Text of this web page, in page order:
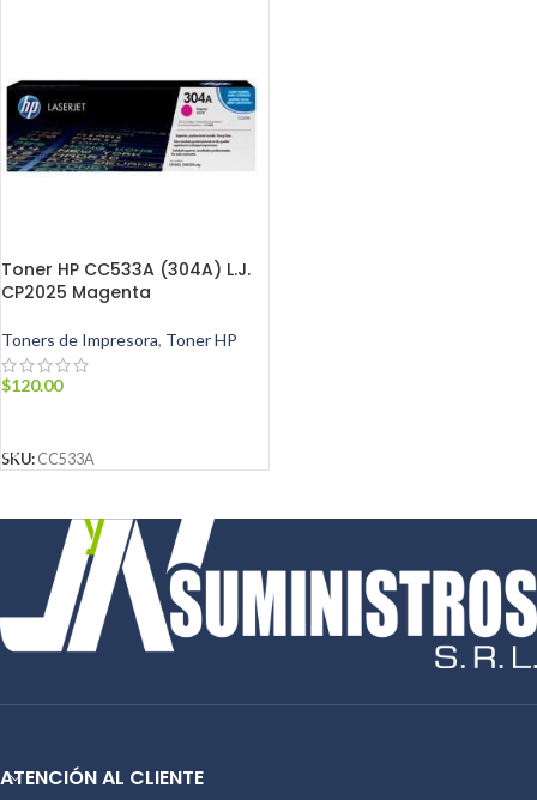
Toner HP CC533A (304A) L.J.
CP2025 Magenta
Toners de Impresora, Toner HP
$120.00
SKU: CC533A
ATENCIÓN AL CLIENTE